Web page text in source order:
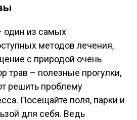
один из самых
методов лечения,
с природой очень
трав – полезные прогулки,
решить проблему
Посещайте поля, парки и
для себя. Ведь